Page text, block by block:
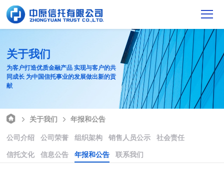
关于我们
为客户打造优质金融产品 实现与客户的共
同成长 为中国信托事业的发展做出新的贡
献
关于我们
年报和公告
公司介绍
公司荣誉 组织架构 销售人员公示
社会责任
信托文化
信息公告 年报和公告 联系我们